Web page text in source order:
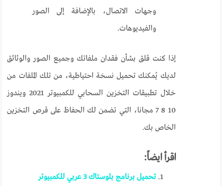
وجهات الاتصال، بالإضافة إلى الصور
والفيديوهات.
إذا كنت قلق بشأن فقدان ملفاتك وجميع الصور والوثائق
لديك يُمكنك تحميل نسخة احتياطية، من تلك الملفات من
خلال تطبيقات التخزين السحابي للكمبيوتر 2021 ويندوز
10 8 7 مجانا، التي تضمن لك الحفاظ على قرص التخزين
الخاص بك.
اقرأ ايضاً:
تحميل برنامج بلوستاك 3 عربي للكمبيوتر